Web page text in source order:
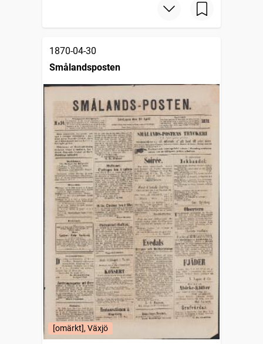
1870-04-30
Smålandsposten
[omärkt], Växjö